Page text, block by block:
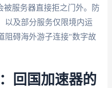
被服务器直接拒之门外。防
以及部分服务仅限境内运
阻碍海外游子连接"数字故
回国加速器的